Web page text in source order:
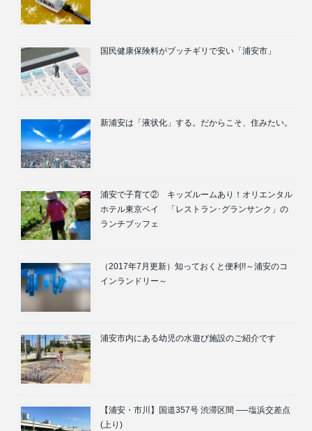
国民健康保険料がブッチギリで安い「浦安市」
新浦安は「液状化」する。だからこそ、住みたい。
浦安で子育て② キッズルームあり！オリエンタル
ホテル東京ベイ 「レストラン･グランサンク」の
ランチブッフェ
（2017年7月更新）知っておくと便利!!～浦安のコ
インランドリー～
浦安市内にある幼児の水遊び施設のご紹介です
【浦安・市川】国道357号 渋滞区間 ──塩浜交差点
(上り)